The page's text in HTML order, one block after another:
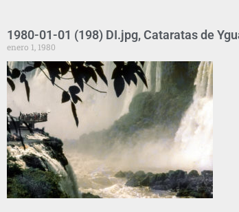
1980-01-01 (198) DI.jpg, Cataratas de
enero 1, 1980